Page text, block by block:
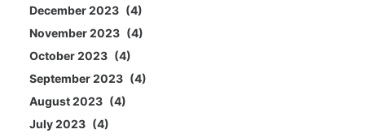
December 2023
4
November 2023
4
October 2023
4
September 2023
4
August 2023
4
July 2023
4